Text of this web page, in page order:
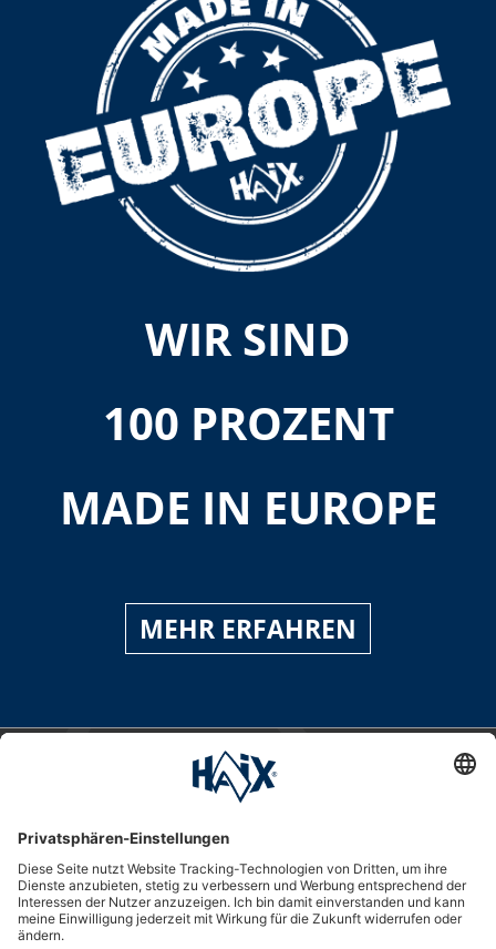
WIR SIND
100 PROZENT
MADE IN EUROPE
MEHR ERFAHREN
HAIX Group
Shop Service